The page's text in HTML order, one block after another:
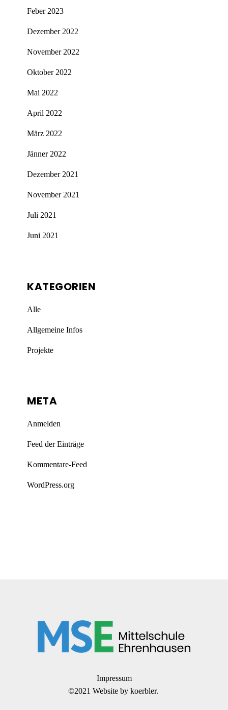
Feber 2023
Dezember 2022
November 2022
Oktober 2022
Mai 2022
April 2022
März 2022
Jänner 2022
Dezember 2021
November 2021
Juli 2021
Juni 2021
KATEGORIEN
Alle
Allgemeine Infos
Projekte
META
Anmelden
Feed der Einträge
Kommentare-Feed
WordPress.org
Impressum
©2021 Website by koerbler.